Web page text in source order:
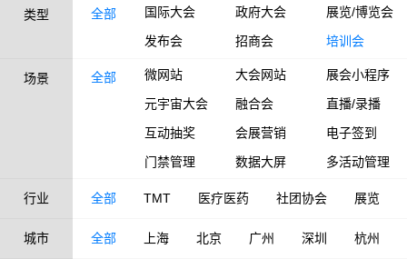
类型 全部 国际大会 政府大会
展览/博览会
发布会
招商会 培训会
场景 全部 微网站 大会网站
展会小程序
元宇宙大会
融合会
直播/录播
互动抽奖
会展营销
电子签到
门禁管理
数据大屏 多活动管理
行业 全部 TMT 医疗医药 社团协会 展览
城市 全部 上海 北京 广州 深圳 杭州